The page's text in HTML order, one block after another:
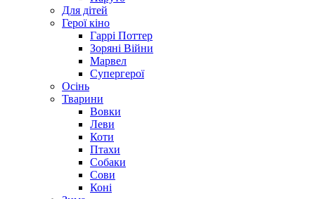
Для дітей
Герої кіно
Гаррі Поттер
Зоряні Війни
Марвел
Супергерої
Осінь
Тварини
Вовки
Леви
Коти
Птахи
Собаки
Сови
Коні